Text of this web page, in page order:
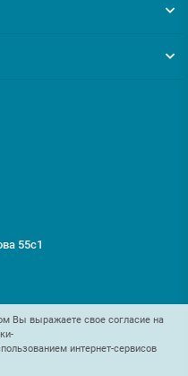
Вы выражаете свое согласие на
интернет-сервисов
55с1